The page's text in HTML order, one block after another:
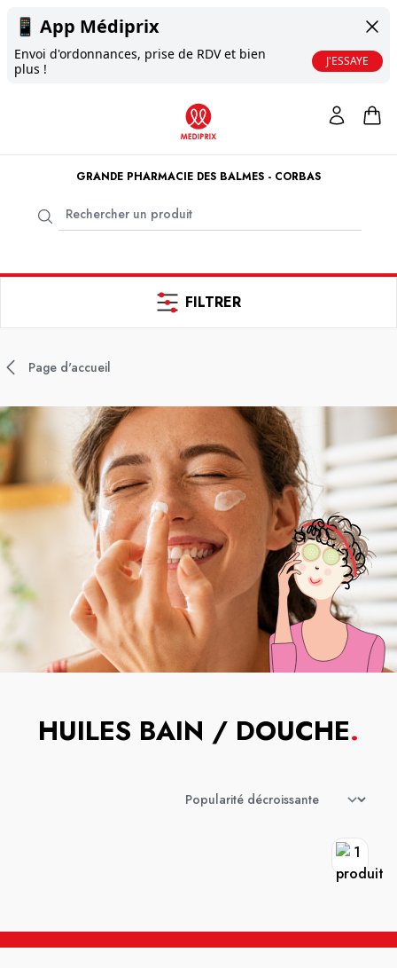
📱 App Médiprix
Envoi d'ordonnances, prise de RDV et bien
plus !
J'ESSAYE
GRANDE PHARMACIE DES BALMES - CORBAS
FILTRER
Page d'accueil
HUILES BAIN / DOUCHE.